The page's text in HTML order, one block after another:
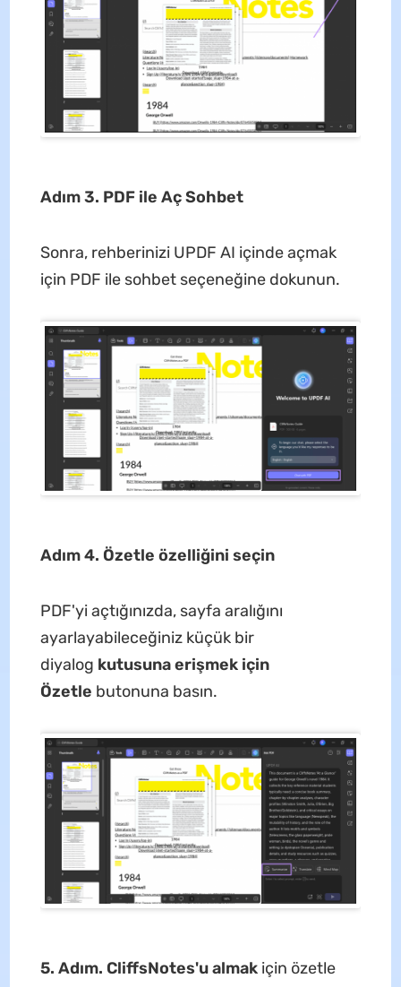
Adım 3. PDF ile Aç Sohbet
Sonra, rehberinizi UPDF AI içinde açmak
için PDF ile sohbet seçeneğine dokunun.
Adım 4. Özetle özelliğini seçin
PDF'yi açtığınızda, sayfa aralığını
ayarlayabileceğiniz küçük bir
diyalog kutusuna erişmek için
Özetle butonuna basın.
5. Adım. CliffsNotes'u almakiçin özetle